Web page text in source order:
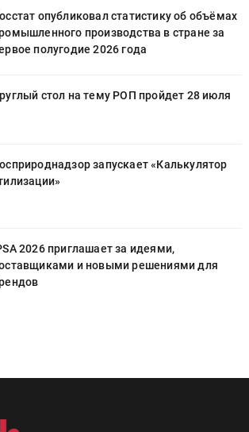
опубликовал статистику об объёмах
производства в стране за
полугодие 2026 года
стол на тему РОП пройдет 28 июля
запускает «Калькулятор
2026 приглашает за идеями,
и новыми решениями для